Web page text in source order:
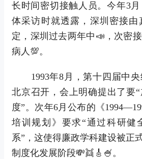
长时间密切接触人员。今年3
体采访时就透露，深圳密接由
定，深圳过去两年中📣，次密
病人💯。
1993年8月，第十四届中央
北京召开，会上明确提出了要
度”。次年6月公布的《
培训规划》要求“通过科研健
系”，这使得廉政学科建设被正
制度化发展阶段💸👯🎸🍧。